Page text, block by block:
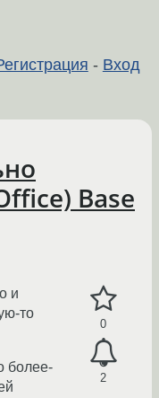
- Вход
Base
0
2
и
то
более-